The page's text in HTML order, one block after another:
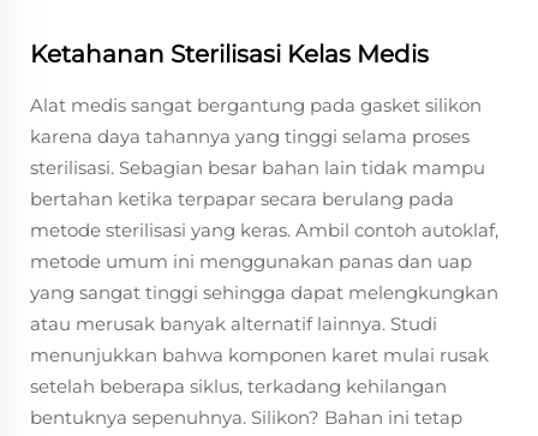
Ketahanan Sterilisasi Kelas Medis
Alat medis sangat bergantung pada gasket silikon
karena daya tahannya yang tinggi selama proses
sterilisasi. Sebagian besar bahan lain tidak mampu
bertahan ketika terpapar secara berulang pada
metode sterilisasi yang keras. Ambil contoh autoklaf,
metode umum ini menggunakan panas dan uap
yang sangat tinggi sehingga dapat melengkungkan
atau merusak banyak alternatif lainnya. Studi
menunjukkan bahwa komponen karet mulai rusak
setelah beberapa siklus, terkadang kehilangan
bentuknya sepenuhnya. Silikon? Bahan ini tetap